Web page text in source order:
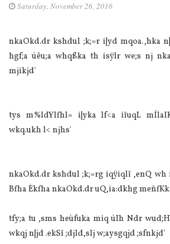
Saturday, November 26, 2016
nkaOkd.dr kshdul ;k;=r i|yd mqoa.,hka
hgf;a úêu;a whqßka th isÿlr we;s nj
mjikjd'
tys m%ldYlfhl= i|yka lf<a iïuqL
wkq.ukh l< njhs'
nkaOkd.dr kshdul ;k;=rg iqÿiqlï ,enQ wh
Bfha Èkfha nkaOkd.dr uQ,ia:dkhg
tfy;a tu ,sms heùfuka miq úIh Ndr
wkqj n|jd .ekSï ;djld,slj w;aysgqjd ;sfnkjd'